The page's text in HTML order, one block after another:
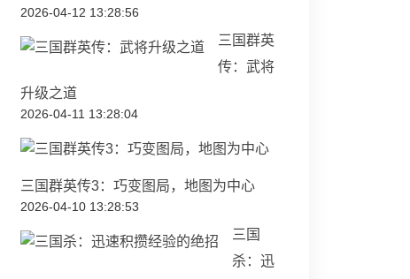
2026-04-12 13:28:56
三国群英
传：武将
升级之道
2026-04-11 13:28:04
三国群英传3：巧变图局，地图为中心
2026-04-10 13:28:53
三国
杀：迅